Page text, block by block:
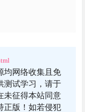
均网络收集且免
测试学习，请于
未征得本站同意
正版！如若侵犯